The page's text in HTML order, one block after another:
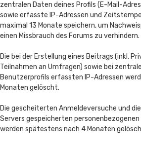
zentralen Daten deines Profils (E-Mail-
sowie erfasste IP-Adressen und
maximal 13 Monate speichern, um
einen Missbrauch des Forums zu verhindern.
Die bei der Erstellung eines Beitrags (inkl.
Teilnahmen an Umfragen) sowie bei
Benutzerprofils erfassten IP-Adressen
Monaten gelöscht.
Die gescheiterten Anmeldeversuche und
Servers gespeicherten
werden spätestens nach 4 Monaten